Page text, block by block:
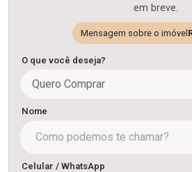
em breve.
Mensagem sobre o imóvel
O que você deseja?
Quero Comprar
Nome
Celular / WhatsApp